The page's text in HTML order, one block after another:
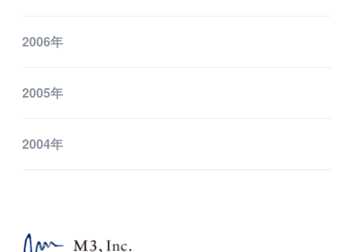
2006年
2005年
2004年